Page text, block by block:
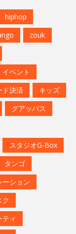
hiphop
zouk
イベント
ド決済
キッズ
グアッパス
スタジオG-Box
タンゴ
ーション
ク
ティ